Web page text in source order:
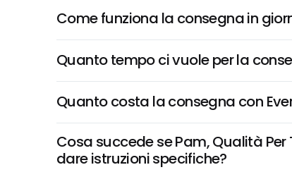
Come funziona la consegna in
Quanto tempo ci vuole per la
Quanto costa la consegna con
Cosa succede se Pam, Qualità
dare istruzioni specifiche?